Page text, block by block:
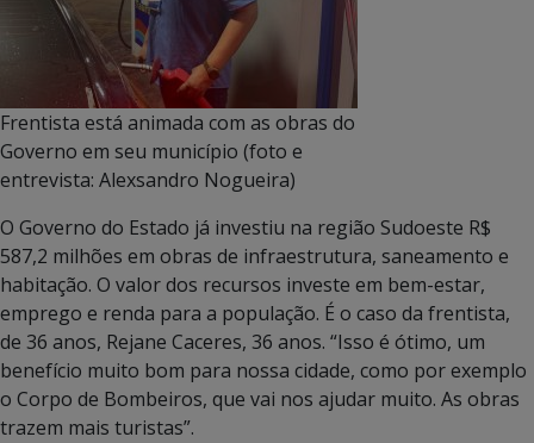
Frentista está animada com as obras do
Governo em seu município (foto e
entrevista: Alexsandro Nogueira)
O Governo do Estado já investiu na região Sudoeste R$
587,2 milhões em obras de infraestrutura, saneamento e
habitação. O valor dos recursos investe em bem-estar,
emprego e renda para a população. É o caso da frentista,
de 36 anos, Rejane Caceres, 36 anos. “Isso é ótimo, um
benefício muito bom para nossa cidade, como por exemplo
o Corpo de Bombeiros, que vai nos ajudar muito. As obras
trazem mais turistas”.